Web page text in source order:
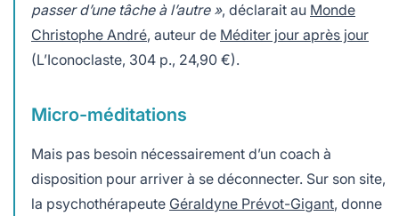
passer d’une tâche à l’autre », déclarait au Monde
Christophe André, auteur de Méditer jour après jour
(L’Iconoclaste, 304 p., 24,90 €).
Micro-méditations
Mais pas besoin nécessairement d’un coach à
disposition pour arriver à se déconnecter. Sur son site,
la psychothérapeute Géraldyne Prévot-Gigant, donne